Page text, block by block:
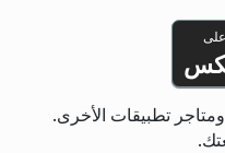
ومتاجر تطبيقات الأخرى.